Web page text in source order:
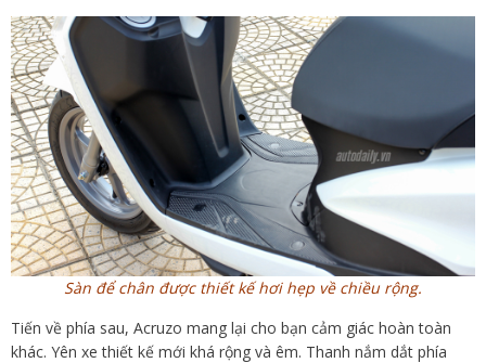
Sàn để chân được thiết kế hơi hẹp về chiều rộng.
Tiến về phía sau, Acruzo mang lại cho bạn cảm giác hoàn toàn
khác. Yên xe thiết kế mới khá rộng và êm. Thanh nắm dắt phía